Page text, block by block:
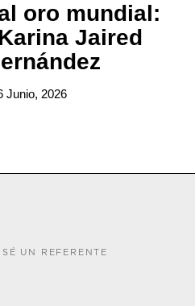
oro mundial:
Jaired
Junio, 2026
SÉ UN REFERENTE